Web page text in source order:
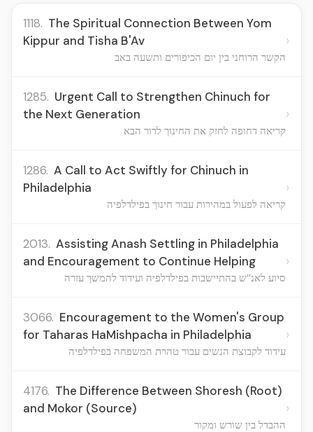
1118. The Spiritual Connection Between Yom
Kippur and Tisha B'Av
הקשר הרוחני בין יום הכיפורים ותשעה באב
›
1285. Urgent Call to Strengthen Chinuch for
the Next Generation
קריאה דחופה לחזק את החינוך לדור הבא
›
1286. A Call to Act Swiftly for Chinuch in
Philadelphia
קריאה לפעול במהירות עבור חינוך בפילדלפיה
›
2013. Assisting Anash Settling in Philadelphia
and Encouragement to Continue Helping
סיוע לאנ"ש בהתיישבות בפילדלפיה ועידוד להמשך עזרה
›
3066. Encouragement to the Women's Group
for Taharas HaMishpacha in Philadelphia
עידוד לקבוצת הנשים עבור טהרת המשפחה בפילדלפיה
›
4176. The Difference Between Shoresh (Root)
and Mokor (Source)
ההבדל בין שורש ומקור
›